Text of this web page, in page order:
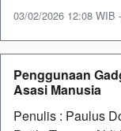
03/02/2026 12:08 WIB
Penggunaan
Asasi Manusia
Penulis : Paulus